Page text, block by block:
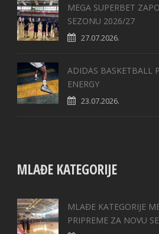
MEGA SUPERBET
SEZONU 2026/27
27.07.2026.
ADIDAS BASKETBALL
ENERGY
23.07.2026.
MLAĐE KATEGORIJE
MLAĐE KATEGORIJE
PRIPREME ZA NOVU